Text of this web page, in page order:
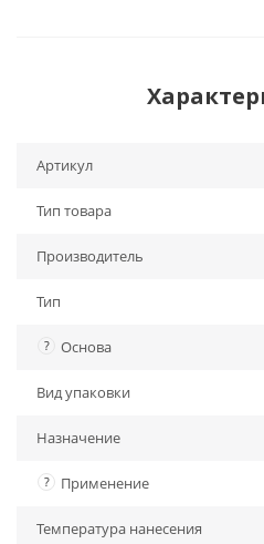
Артикул
Тип товара
Производитель
Тип
? Основа
Вид упаковки
Назначение
? Применение
Температура нанесения